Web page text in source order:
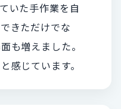
いた手作業を自
きただけでな
も増えました。
感じています。